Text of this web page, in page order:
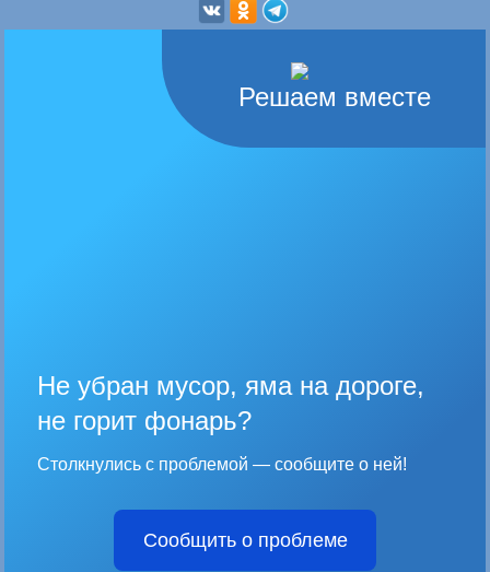
Решаем вместе
Не убран мусор, яма на дороге,
не горит фонарь?
Столкнулись с проблемой — сообщите о ней!
Сообщить о проблеме